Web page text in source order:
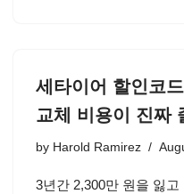
세타이어 할인코
교체 비용이 진짜
by Harold Ramirez
3년간 2,300만 원을 잃